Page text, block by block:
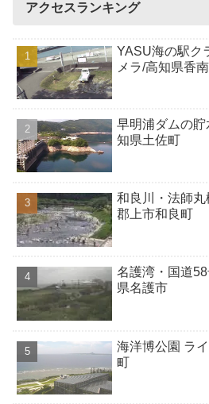
アクセスランキング
YASU海の駅ク
メラ/高知県香
早明浦ダムの
知県土佐町
和良川・法師
郡上市和良町
名護湾・国道
県名護市
海洋博公園 ラ
町